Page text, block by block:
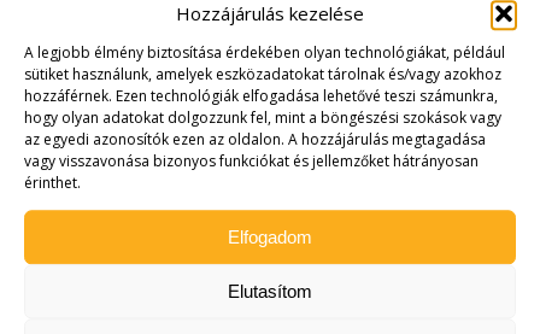
Hozzájárulás kezelése
A legjobb élmény biztosítása érdekében olyan technológiákat, például
sütiket használunk, amelyek eszközadatokat tárolnak és/vagy azokhoz
hozzáférnek. Ezen technológiák elfogadása lehetővé teszi számunkra,
hogy olyan adatokat dolgozzunk fel, mint a böngészési szokások vagy
az egyedi azonosítók ezen az oldalon. A hozzájárulás megtagadása
vagy visszavonása bizonyos funkciókat és jellemzőket hátrányosan
érinthet.
Elfogadom
Elutasítom
17.653Ft
(13.900Ft+áfa)
62.230Ft
(49.000Ft+áfa)